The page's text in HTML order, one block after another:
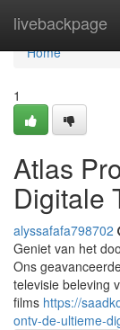
livebackpage
Home
Home
1
Atlas
Digitale
alyssafafa798702
Geniet van het
Ons
televisie beleving
films https://
ontv-de-ultieme-